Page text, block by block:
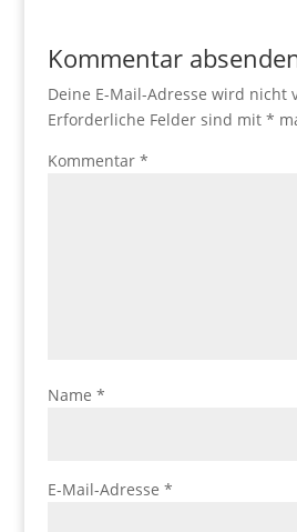
Kommentar
Deine E-Mail-Adresse wird nicht
Erforderliche Felder sind mit *
Kommentar *
Name *
E-Mail-Adresse *